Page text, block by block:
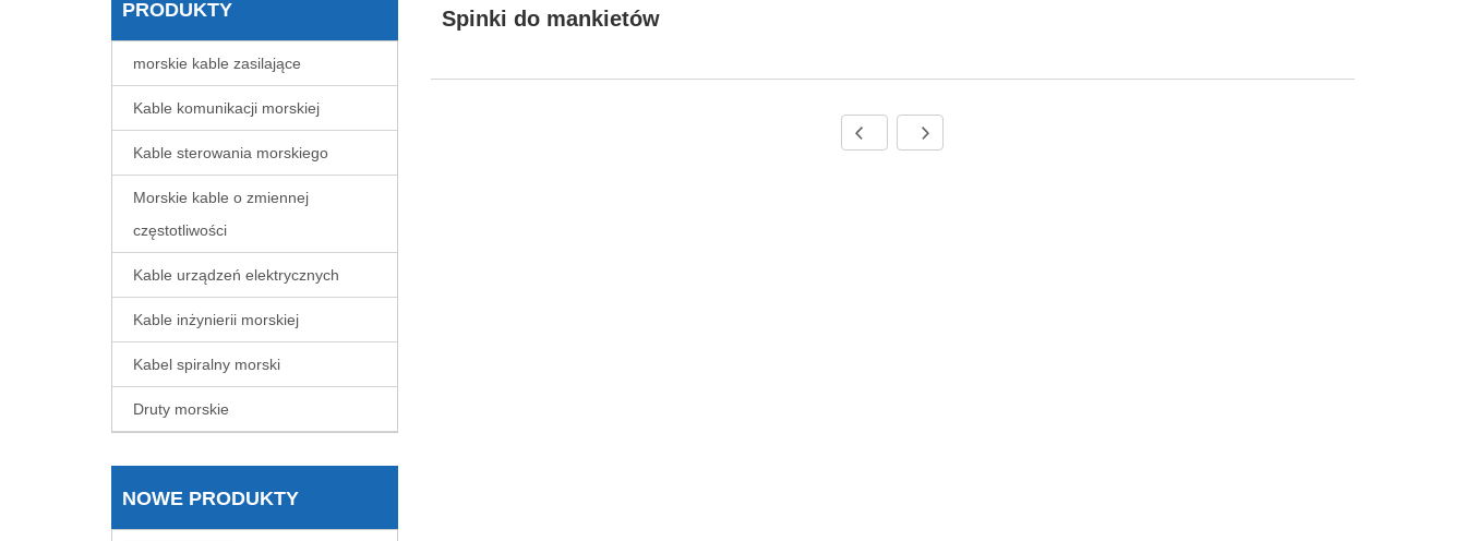
PRODUKTY
morskie kable zasilające
Kable komunikacji morskiej
Kable sterowania morskiego
Morskie kable o zmiennej
częstotliwości
Kable urządzeń elektrycznych
Kable inżynierii morskiej
Kabel spiralny morski
Druty morskie
NOWE PRODUKTY
Spinki do mankietów